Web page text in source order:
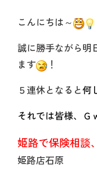
こんにちは～
誠に勝手ながら明
ます
！
５連休となると何
それでは皆様、 Ｇ
姫路で保険相談
姫路店石原